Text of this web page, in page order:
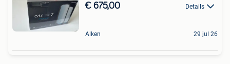
€ 675,00 Details
Alken 29 jul 26